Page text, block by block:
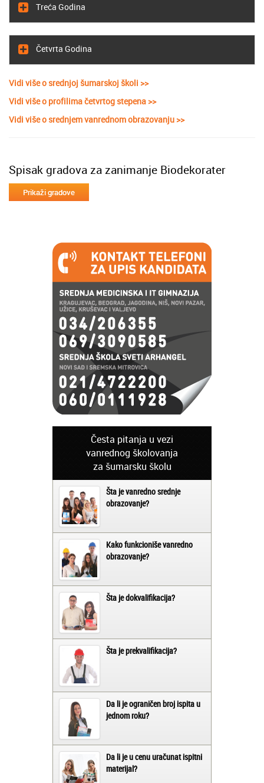
Treća Godina
Četvrta Godina
Vidi više o srednjoj šumarskoj školi >>
Vidi više o profilima četvrtog stepena >>
Vidi više o srednjem vanrednom obrazovanju >>
Spisak gradova za zanimanje Biodekorater
Česta pitanja u vezi
vanrednog školovanja
za šumarsku školu
Šta je vanredno srednje
obrazovanje?
Kako funkcioniše vanredno
obrazovanje?
Šta je dokvalifikacija?
Šta je prekvalifikacija?
Da li je ograničen broj ispita u
jednom roku?
Da li je u cenu uračunat ispitni
materijal?